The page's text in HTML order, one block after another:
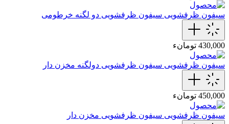
سیفون ظرفشویی سیفون ظرفشویی دو لگنه خرطومی
430,000 تومانء
سیفون ظرفشویی سیفون ظرفشویی دولگنه مخزن دار
450,000 تومانء
سیفون ظرفشویی سیفون ظرفشویی مخزن دار